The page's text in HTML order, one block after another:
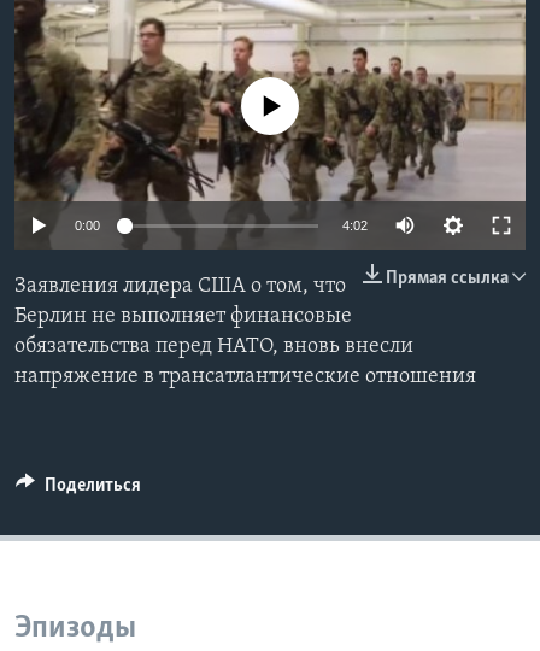
Learning English
СОЦИАЛЬНЫЕ СЕТИ
Языки
No media source currently available
0:00 4:02
Прямая ссылка
Заявления лидера США о том, что
Берлин не выполняет финансовые
обязательства перед НАТО, вновь внесли
напряжение в трансатлантические отношения
Поделиться
Эпизоды